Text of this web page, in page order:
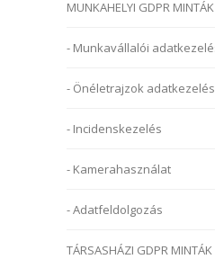
MUNKAHELYI GDPR MINTÁK
- Munkavállalói
- Önéletrajzok
- Incidenskezelés
- Kamerahasználat
- Adatfeldolgozás
TÁRSASHÁZI GDPR MINTÁK